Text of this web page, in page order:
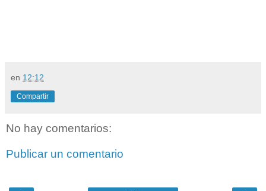
en 12:12
Compartir
No hay comentarios:
Publicar un comentario